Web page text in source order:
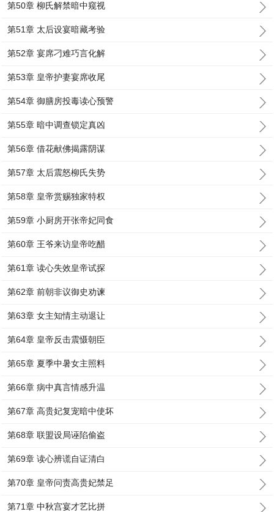
第50章 柳氏解禁暗中窥视
第51章 太后设宴暗藏考验
第52章 宴席刁难巧言化解
第53章 皇帝护妻宴席收尾
第54章 御膳房投毒读心预警
第55章 暗中调查锁定真凶
第56章 借花献佛揭露阴谋
第57章 太后震怒柳氏失势
第58章 皇帝赏赐独家特权
第59章 小厨房开张帝妃同食
第60章 王爷来访皇帝吃醋
第61章 读心失效皇帝试探
第62章 前朝非议御史劝谏
第63章 女主知情主动退让
第64章 皇帝反击震慑朝臣
第65章 夏季中暑女主照料
第66章 病中真言情感升温
第67章 高贵妃复宠暗中使坏
第68章 联盟设局诬陷偷盗
第69章 读心辨谎自证清白
第70章 皇帝问责高贵妃禁足
第71章 中秋宫宴才艺比拼